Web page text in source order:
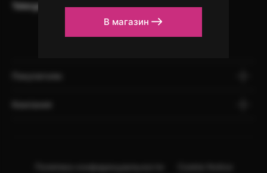
WhatsApp
Telergam instagram*
В магазин